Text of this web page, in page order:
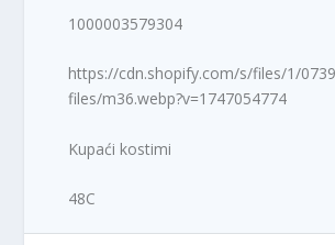
1000003579304
https://cdn.shopify.com/s/files/1/
files/m36.webp?v=1747054774
Kupaći kostimi
48C